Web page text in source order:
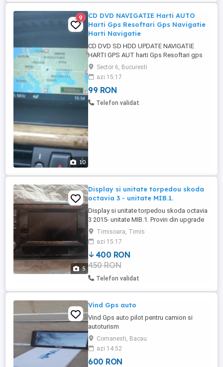
LEXUS, MASERATI, MAYBACH, MAZDA, ...
10
9
CD DVD NAVIGATIE Harti AUTO
Harti Gps Resoftari Gps Navigatie
Harti Navigatie
CD DVD SD HDD UPDATE NAVIGATIE
HARTI GPS AUT harti Gps Resoftari gps
Navigatie AUTO. TEL DVD CD SD UPDATE
Harti navigatie auto cd dvd-Romania
Europa 2022 Bmw seria 1, 3, 5, 6, 7, x3, x5,
x6, z4, z8. ( navi profesional,
business,high, mk1,mk2,mk3,mk4) Audi
Sector 6, Bucuresti
azi 15:17
99 RON
Telefon validat
5
Display si unitate torpedou skoda
octavia 3 - unitate MIB.1.
Display si unitate torpedou skoda octavia
3 2015- unitate MIB.1. Provin din upgrade
al masinii personale. Predare în Timișoara.
Timisoara, Timis
azi 15:17
400 RON
450 RON
Telefon validat
Vind Gps auto
Vind Gps auto pilot pentru camion si
autoturism
Comanesti, Bacau
azi 14:52
600 RON